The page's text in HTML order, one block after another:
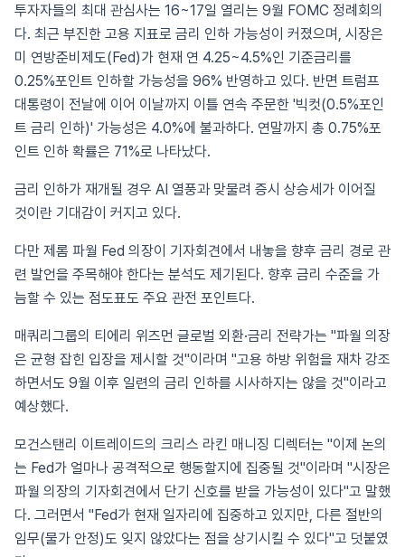
투자자들의 최대 관심사는 16~17일 열리는 9월 FOMC 정례회의
다. 최근 부진한 고용 지표로 금리 인하 가능성이 커졌으며, 시장은
미 연방준비제도(Fed)가 현재 연 4.25~4.5%인 기준금리를
0.25%포인트 인하할 가능성을 96% 반영하고 있다. 반면 트럼프
대통령이 전날에 이어 이날까지 이틀 연속 주문한 '빅컷(0.5%포인
트 금리 인하)' 가능성은 4.0%에 불과하다. 연말까지 총 0.75%포
인트 인하 확률은 71%로 나타났다.
금리 인하가 재개될 경우 AI 열풍과 맞물려 증시 상승세가 이어질
것이란 기대감이 커지고 있다.
다만 제롬 파월 Fed 의장이 기자회견에서 내놓을 향후 금리 경로 관
련 발언을 주목해야 한다는 분석도 제기된다. 향후 금리 수준을 가
늠할 수 있는 점도표도 주요 관전 포인트다.
매쿼리그룹의 티에리 위즈먼 글로벌 외환·금리 전략가는 "파월 의장
은 균형 잡힌 입장을 제시할 것"이라며 "고용 하방 위험을 재차 강조
하면서도 9월 이후 일련의 금리 인하를 시사하지는 않을 것"이라고
예상했다.
모건스탠리 이트레이드의 크리스 라킨 매니징 디렉터는 "이제 논의
는 Fed가 얼마나 공격적으로 행동할지에 집중될 것"이라며 "시장은
파월 의장의 기자회견에서 단기 신호를 받을 가능성이 있다"고 말했
다. 그러면서 "Fed가 현재 일자리에 집중하고 있지만, 다른 절반의
임무(물가 안정)도 잊지 않았다는 점을 상기시킬 수 있다"고 덧붙였